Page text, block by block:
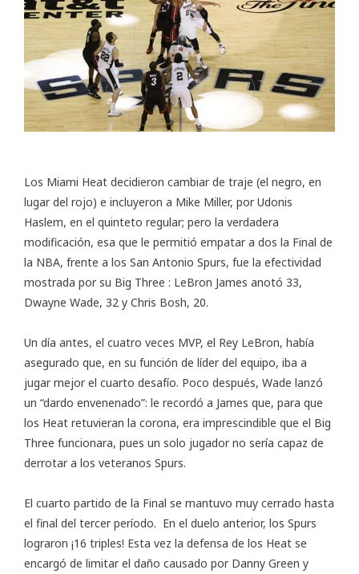
Los Miami Heat decidieron cambiar de traje (el negro, en
lugar del rojo) e incluyeron a Mike Miller, por Udonis
Haslem, en el quinteto regular; pero la verdadera
modificación, esa que le permitió empatar a dos la Final de
la NBA, frente a los San Antonio Spurs, fue la efectividad
mostrada por su Big Three : LeBron James anotó 33,
Dwayne Wade, 32 y Chris Bosh, 20.
Un día antes, el cuatro veces MVP, el Rey LeBron, había
asegurado que, en su función de líder del equipo, iba a
jugar mejor el cuarto desafío. Poco después, Wade lanzó
un “dardo envenenado”: le recordó a James que, para que
los Heat retuvieran la corona, era imprescindible que el Big
Three funcionara, pues un solo jugador no sería capaz de
derrotar a los veteranos Spurs.
El cuarto partido de la Final se mantuvo muy cerrado hasta
el final del tercer período. En el duelo anterior, los Spurs
lograron ¡16 triples! Esta vez la defensa de los Heat se
encargó de limitar el daño causado por Danny Green y